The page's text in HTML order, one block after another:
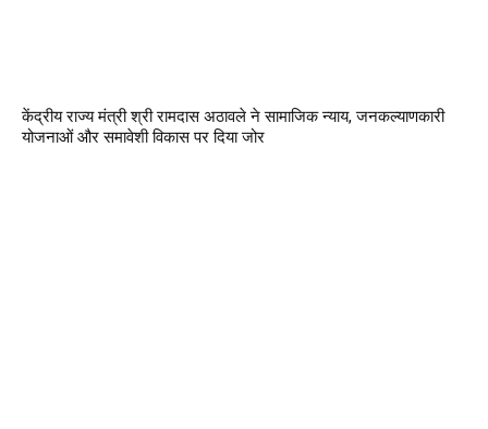
केंद्रीय राज्य मंत्री श्री रामदास अठावले ने सामाजिक न्याय, जनकल्याणकारी
योजनाओं और समावेशी विकास पर दिया जोर